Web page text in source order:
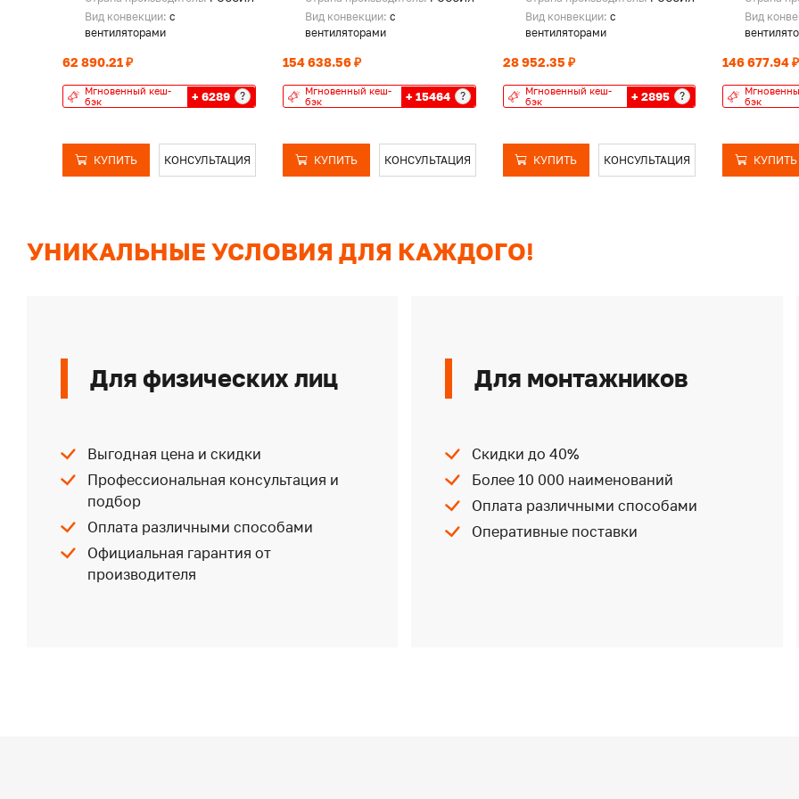
Вид конвекции: с
вентиляторами
62 890.21 ₽
Мгновенный кеш-
бэк
+ 6289 ?
КУПИТЬ КОНСУЛЬТАЦИЯ
Вид конвекции: с
вентиляторами
154 638.56 ₽
Мгновенный кеш-
бэк
+ 15464 ?
КУПИТЬ КОНСУЛЬТАЦИЯ
Вид конвекции: с
вентиляторами
28 952.35 ₽
Мгновенный кеш-
бэк
+ 2895 ?
КУПИТЬ КОНСУЛЬТАЦИЯ
Вид
146 677.94 ₽
бэк
КУПИТЬ
УНИКАЛЬНЫЕ УСЛОВИЯ ДЛЯ КАЖДОГО!
Для физических лиц
Выгодная цена и скидки
Профессиональная консультация и
подбор
Оплата различными способами
Официальная гарантия от
производителя
Для монтажников
Скидки до 40%
Более 10 000 наименований
Оплата различными способами
Оперативные поставки